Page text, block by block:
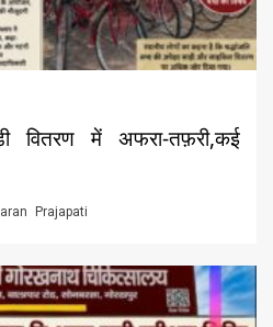
वितरण में अफरा-तफ़री,कई
Prajapati